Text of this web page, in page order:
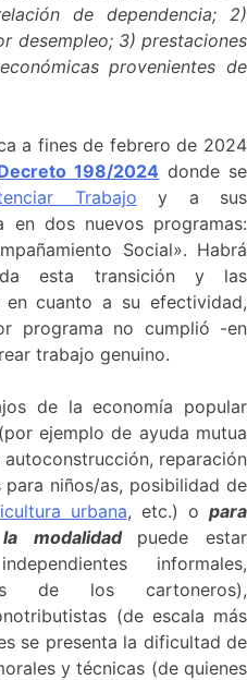
de dependencia; 2)
desempleo; 3) prestaciones
provenientes de
a fines de febrero de 2024
198/2024 donde se
Trabajo y a sus
en dos nuevos programas:
Social». Habrá
esta transición y las
cuanto a su efectividad,
programa no cumplió -en
trabajo genuino.
de la economía popular
(por ejemplo de ayuda mutua
reparación
niños/as, posibilidad de
urbana, etc.) o para
la modalidad puede estar
informales,
de los cartoneros),
(de escala más
se presenta la dificultad de
y técnicas (de quienes